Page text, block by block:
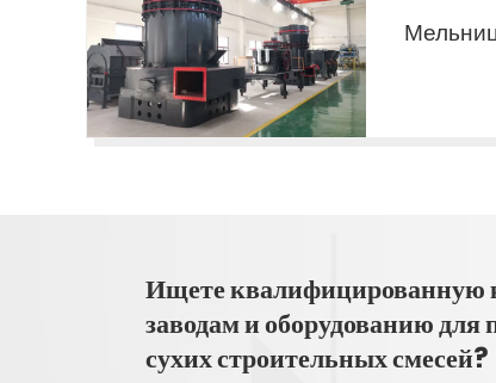
Ищете квалифицированную
заводам и оборудованию для
сухих строительных смесей?